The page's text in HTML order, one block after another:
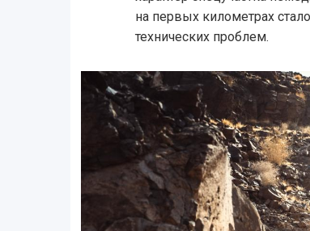
на первых километрах
технических проблем.